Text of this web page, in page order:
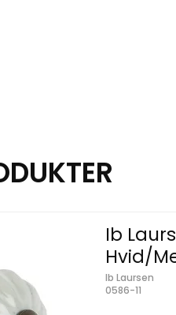
Ib
Hvid/
Ib Laursen
0586-11